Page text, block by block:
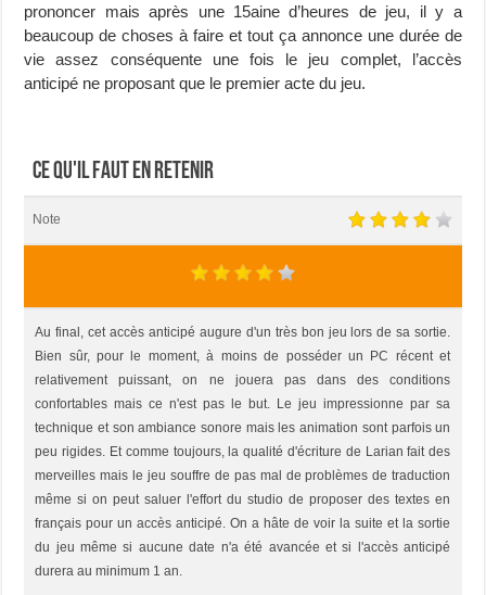
prononcer mais après une 15aine d’heures de jeu, il y a
beaucoup de choses à faire et tout ça annonce une durée de
vie assez conséquente une fois le jeu complet, l’accès
anticipé ne proposant que le premier acte du jeu.
Ce qu'il faut en retenir
Note
Au final, cet accès anticipé augure d'un très bon jeu lors de sa sortie.
Bien sûr, pour le moment, à moins de posséder un PC récent et
relativement puissant, on ne jouera pas dans des conditions
confortables mais ce n'est pas le but. Le jeu impressionne par sa
technique et son ambiance sonore mais les animation sont parfois un
peu rigides. Et comme toujours, la qualité d'écriture de Larian fait des
merveilles mais le jeu souffre de pas mal de problèmes de traduction
même si on peut saluer l'effort du studio de proposer des textes en
français pour un accès anticipé. On a hâte de voir la suite et la sortie
du jeu même si aucune date n'a été avancée et si l'accès anticipé
durera au minimum 1 an.